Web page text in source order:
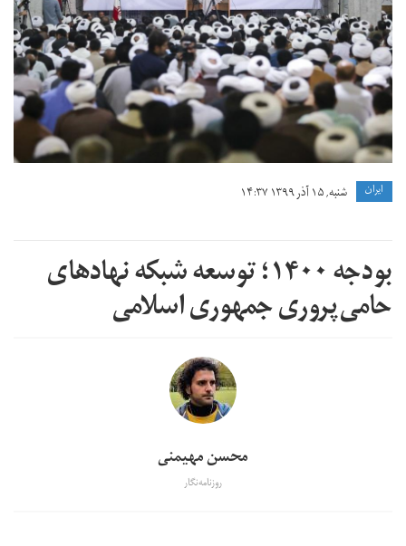
ايران شنبه, ۱۵ آذر ۱۳۹۹ ۱۴:۳۷
بودجه ۱۴۰۰؛ توسعه شبکه نهادهای
حامی‌پروری جمهوری اسلامی
محسن مهیمنی
روزنامه‌نگار